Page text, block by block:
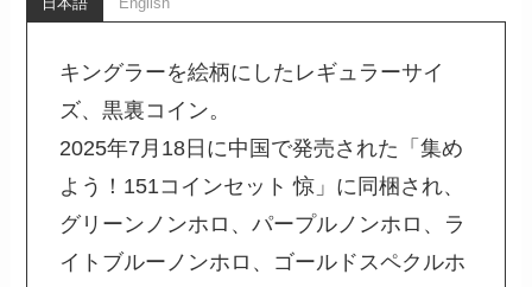
キングラーを絵柄にしたレギュラーサイ
ズ、黒裏コイン。
2025年7月18日に中国で発売された「集め
よう！151コインセット 惊」に同梱され、
グリーンノンホロ、パープルノンホロ、ラ
イトブルーノンホロ、ゴールドスペクルホ